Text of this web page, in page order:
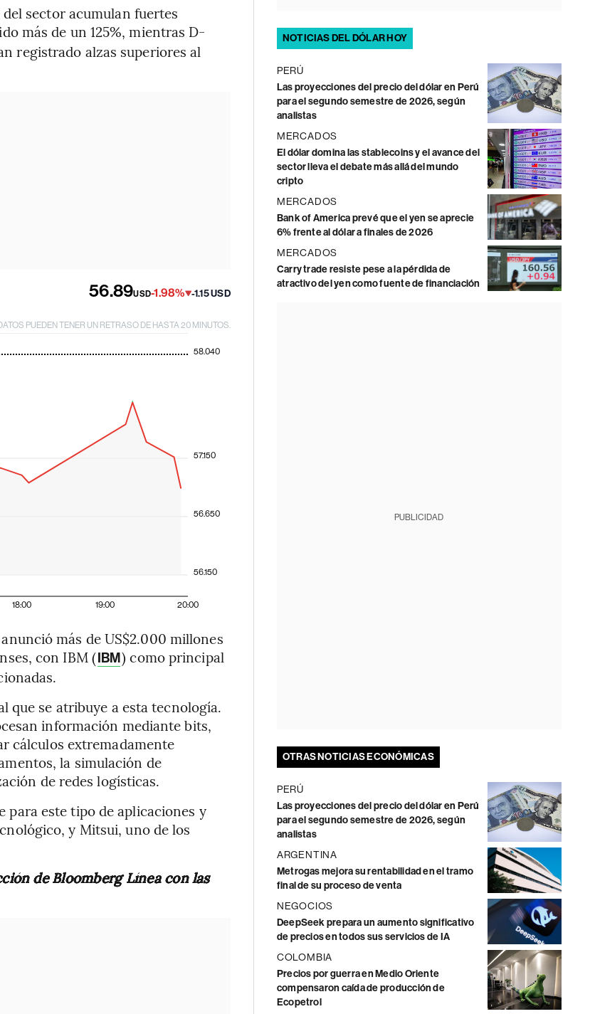
sector acumulan fuertes
más de un 125%, mientras D-
registrado alzas superiores al
56.89USD-1.98% -1.15 USD
PUEDEN TENER UN RETRASO DE HASTA 20 MINUTOS.
18:00 19:00 20:00
56.150
56.650
57.150
58.040
más de US$2.000 millones
con IBM (IBM) como principal
que se atribuye a esta tecnología.
información mediante bits,
cálculos extremadamente
la simulación de
de redes logísticas.
este tipo de aplicaciones y
y Mitsui, uno de los
de Bloomberg Línea con las
NOTICIAS DEL DÓLAR HOY
PERÚ
Las proyecciones del precio del dólar en Perú
para el segundo semestre de 2026, según
analistas
MERCADOS
El dólar domina las stablecoins y el avance del
sector lleva el debate más allá del mundo
cripto
MERCADOS
Bank of America prevé que el yen se aprecie
6% frente al dólar a finales de 2026
MERCADOS
Carry trade resiste pese a la pérdida de
atractivo del yen como fuente de financiación
PUBLICIDAD
OTRAS NOTICIAS ECONÓMICAS
PERÚ
Las proyecciones del precio del dólar en Perú
para el segundo semestre de 2026, según
analistas
ARGENTINA
Metrogas mejora su rentabilidad en el tramo
final de su proceso de venta
NEGOCIOS
DeepSeek prepara un aumento significativo
de precios en todos sus servicios de IA
COLOMBIA
Precios por guerra en Medio Oriente
compensaron caída de producción de
Ecopetrol